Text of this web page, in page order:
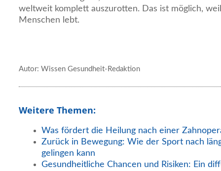
weltweit komplett auszurotten. Das ist möglich,
Menschen lebt.
Autor: Wissen Gesundheit-Redaktion
Weitere Themen:
Was fördert die Heilung nach einer
Zurück in Bewegung: Wie der Sport nach
gelingen kann
Gesundheitliche Chancen und Risiken: Ein